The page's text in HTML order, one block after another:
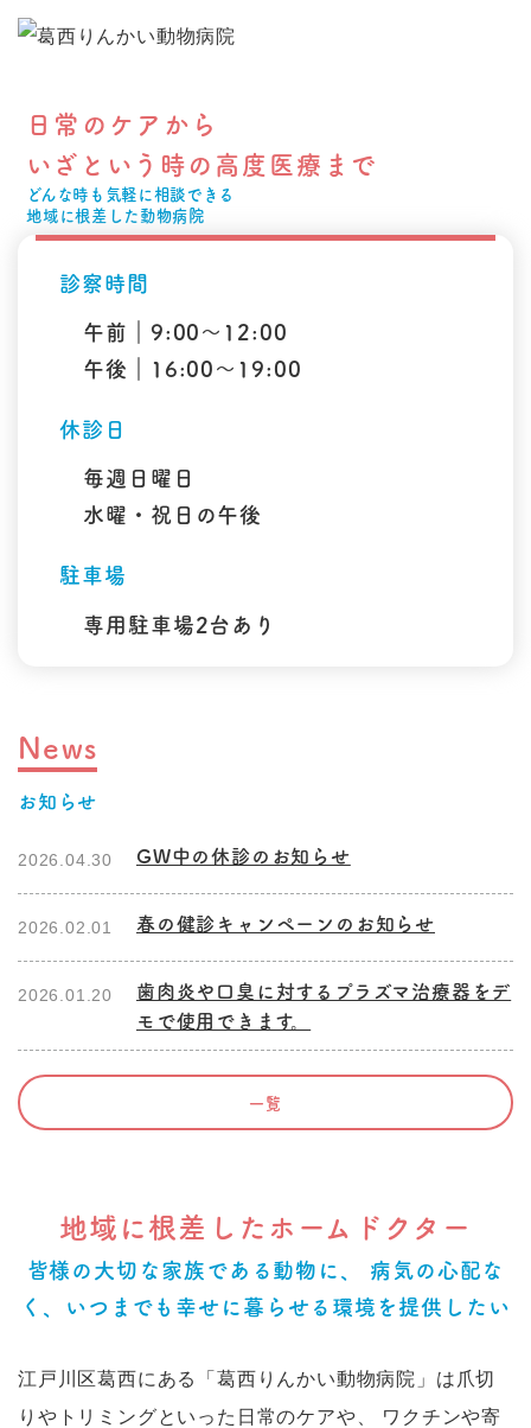
日常のケアから
いざという時の高度医療まで
どんな時も気軽に相談できる
地域に根差した動物病院
診察時間
午前｜9:00～12:00
午後｜16:00～19:00
休診日
毎週日曜日
水曜・祝日の午後
駐車場
専用駐車場2台あり
News
お知らせ
2026.04.30 GW中の休診のお知らせ
2026.02.01 春の健診キャンペーンのお知らせ
2026.01.20
歯肉炎や口臭に対するプラズマ治療器をデ
モで使用できます。
一覧
地域に根差したホームドクター
皆様の大切な家族である動物に、
病気の心配な
く、いつまでも幸せに暮らせる環境を提供したい
江戸川区葛西にある「葛西りんかい動物病院」は爪切
りやトリミングといった日常のケアや、
ワクチンや寄